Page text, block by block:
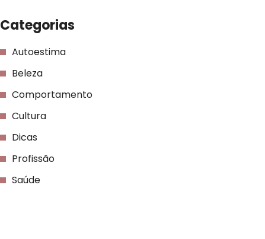
Categorias
Autoestima
Beleza
Comportamento
Cultura
Dicas
Profissão
Saúde